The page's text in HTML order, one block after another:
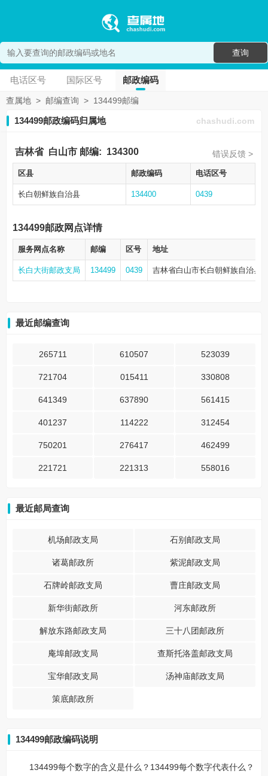
查询
电话区号 国际区号 邮政编码
查属地 > 邮编查询 > 134499邮编
134499邮政编码归属地 chashudi.com
吉林省 白山市 邮编: 134300 错误反馈 >
区县 邮政编码 电话区号
长白朝鲜族自治县 134400 0439
134499邮政网点详情
服务网点名称 邮编 区号 地址
长白大街邮政支局 134499 0439 吉林省白山市长白朝鲜族自治县
最近邮编查询
265711 610507 523039
721704 015411 330808
641349 637890 561415
401237 114222 312454
750201 276417 462499
221721 221313 558016
最近邮局查询
机场邮政支局 石别邮政支局
诸葛邮政所 紫泥邮政支局
石牌岭邮政支局 曹庄邮政支局
新华街邮政所 河东邮政所
解放东路邮政支局 三十八团邮政所
庵埠邮政支局 查斯托洛盖邮政支局
宝华邮政支局 汤神庙邮政支局
策底邮政所
134499邮政编码说明
134499每个数字的含义是什么？134499每个数字代表什么？